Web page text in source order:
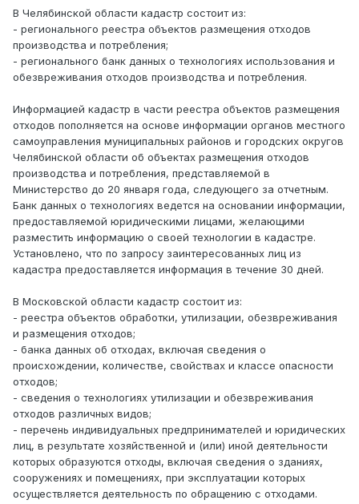
В Челябинской области кадастр состоит из:
- регионального реестра объектов размещения отходов
производства и потребления;
- регионального банк данных о технологиях использования и
обезвреживания отходов производства и потребления.
Информацией кадастр в части реестра объектов размещения
отходов пополняется на основе информации органов местного
самоуправления муниципальных районов и городских округов
Челябинской области об объектах размещения отходов
производства и потребления, представляемой в
Министерство до 20 января года, следующего за отчетным.
Банк данных о технологиях ведется на основании информации,
предоставляемой юридическими лицами, желающими
разместить информацию о своей технологии в кадастре.
Установлено, что по запросу заинтересованных лиц из
кадастра предоставляется информация в течение 30 дней.
В Московской области кадастр состоит из:
- реестра объектов обработки, утилизации, обезвреживания
и размещения отходов;
- банка данных об отходах, включая сведения о
происхождении, количестве, свойствах и классе опасности
отходов;
- сведения о технологиях утилизации и обезвреживания
отходов различных видов;
- перечень индивидуальных предпринимателей и юридических
лиц, в результате хозяйственной и (или) иной деятельности
которых образуются отходы, включая сведения о зданиях,
сооружениях и помещениях, при эксплуатации которых
осуществляется деятельность по обращению с отходами.